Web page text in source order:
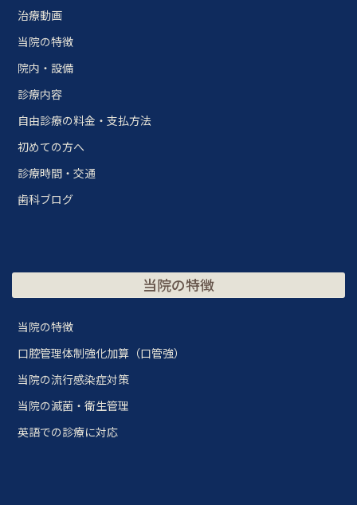
治療動画
当院の特徴
院内・設備
診療内容
自由診療の料金・支払方法
初めての方へ
診療時間・交通
歯科ブログ
当院の特徴
当院の特徴
口腔管理体制強化加算（口管強）
当院の流行感染症対策
当院の滅菌・衛生管理
英語での診療に対応